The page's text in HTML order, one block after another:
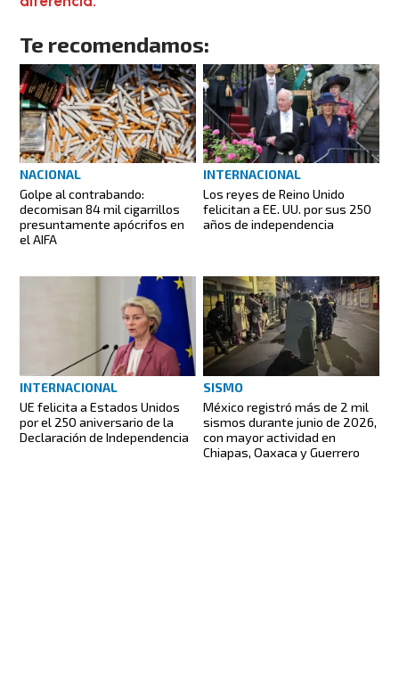
Te recomendamos:
NACIONAL
Golpe al contrabando:
decomisan 84 mil cigarrillos
presuntamente apócrifos en
el AIFA
INTERNACIONAL
Los reyes de Reino Unido
felicitan a EE. UU. por sus 250
años de independencia
INTERNACIONAL
UE felicita a Estados Unidos
por el 250 aniversario de la
Declaración de Independencia
SISMO
México registró más de 2 mil
sismos durante junio de 2026,
con mayor actividad en
Chiapas, Oaxaca y Guerrero